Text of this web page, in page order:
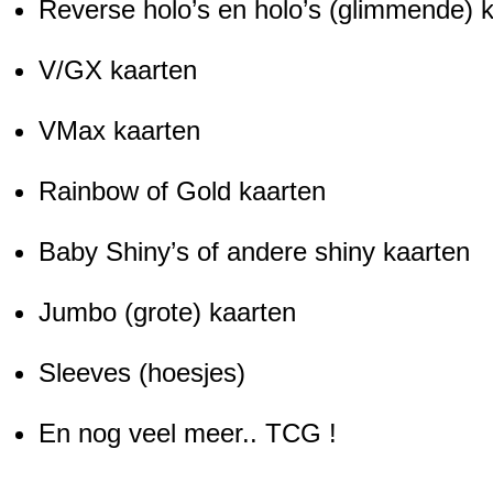
Reverse holo’s en holo’s (glimmende)
V/GX kaarten
VMax kaarten
Rainbow of Gold kaarten
Baby Shiny’s of andere shiny kaarten
Jumbo (grote) kaarten
Sleeves (hoesjes)
En nog veel meer.. TCG !